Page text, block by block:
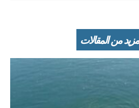
من المقالات